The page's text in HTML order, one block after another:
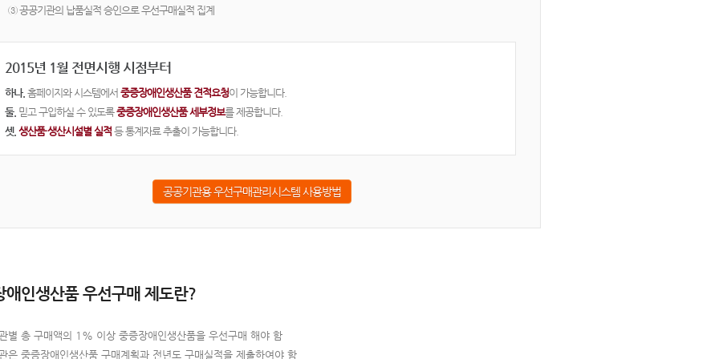
③ 공공기관의 납품실적 승인으로 우선구매실적 집계
2015년 1월 전면시행 시점부터
하나. 홈페이지와 시스템에서 중증장애인생산품 견적요청이 가능합니다.
둘. 믿고 구입하실 수 있도록중증장애인생산품 세부정보를 제공합니다.
셋. 생산품·생산시설별 실적 등 통계자료 추출이 가능합니다.
공공기관용 우선구매관리시스템 사용방법
애인생산품 우선구매 제도란?
별 총 구매액의 1% 이상 중증장애인생산품을 우선구매 해야 함
은 중증장애인생산품 구매계획과 전년도 구매실적을 제출하여야 함